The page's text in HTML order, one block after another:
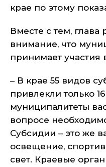
крае по этому
Вместе с тем, глава
внимание, что
принимает участия
– В крае 55 видов
привлекли только
муниципалитеты
вопросе
Субсидии – это же
освещение,
свет. Краевые